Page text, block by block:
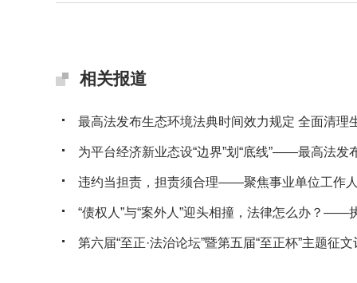
相关报道
最高法发布生态环境法典时间效力规定 全面清理
为平台经济新业态设“边界”划“底线”——最高法发
违约当担责，担责须合理——聚焦事业单位工作
“债权人”与“案外人”迎头相撞，法律怎么办？——
第六届“至正·法治论坛”暨第五届“至正杯”主题征文